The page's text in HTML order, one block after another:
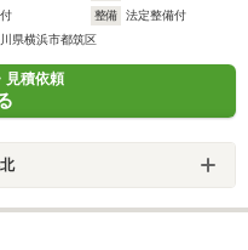
整備
法定整備付
県横浜市都筑区
見積依頼